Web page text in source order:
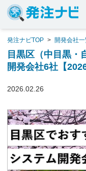
発注ナビTOP > 開発会社
が丘）でおすすめのシステ
目黒区（中目黒・
開発会社6社【
2026.02.26